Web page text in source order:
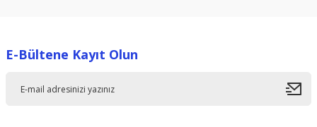
Ürün resmi kalitesiz, bozuk veya görüntülenemiyor.
E-Bültene Kayıt Olun